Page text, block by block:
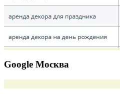
Google Москва